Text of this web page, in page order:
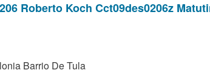
Roberto Koch Cct09des0206z
Barrio De Tula